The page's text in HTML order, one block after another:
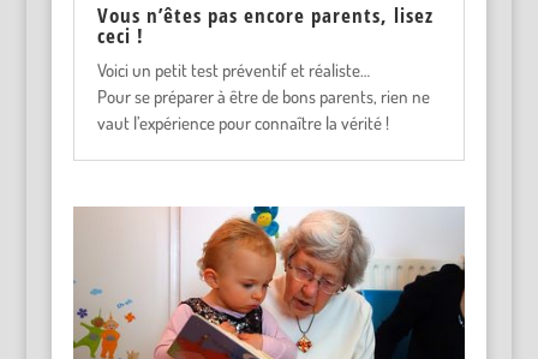
Vous n’êtes pas encore parents, lisez
ceci !
Voici un petit test préventif et réaliste…
Pour se préparer à être de bons parents, rien ne
vaut l’expérience pour connaître la vérité !